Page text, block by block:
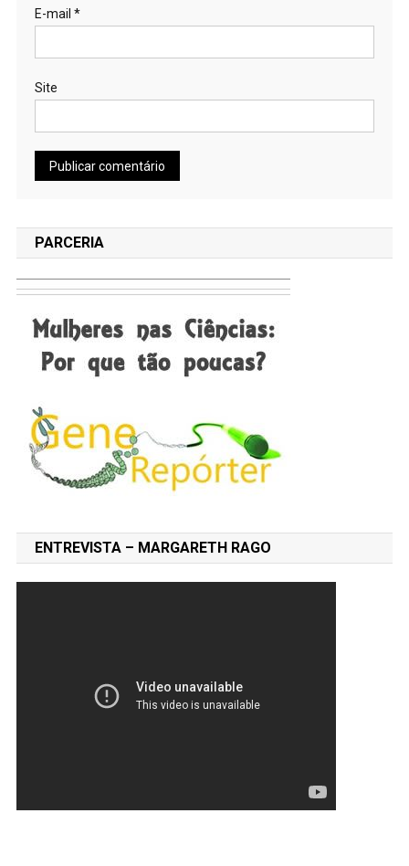
E-mail *
Site
PARCERIA
ENTREVISTA – MARGARETH RAGO